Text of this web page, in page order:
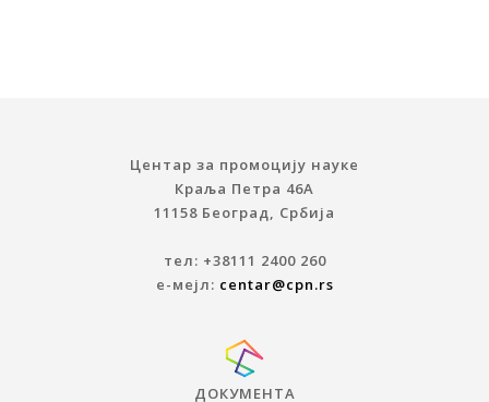
Центар за промоцију науке
Краља Петра 46A
11158 Београд, Србија
тел: +38111 2400 260
е-мејл: centar@cpn.rs
ДОКУМЕНТА